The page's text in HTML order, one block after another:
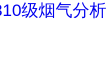
级烟气分析